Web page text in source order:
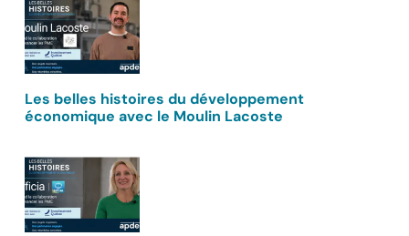
Les belles histoires du développement
économique avec le Moulin Lacoste